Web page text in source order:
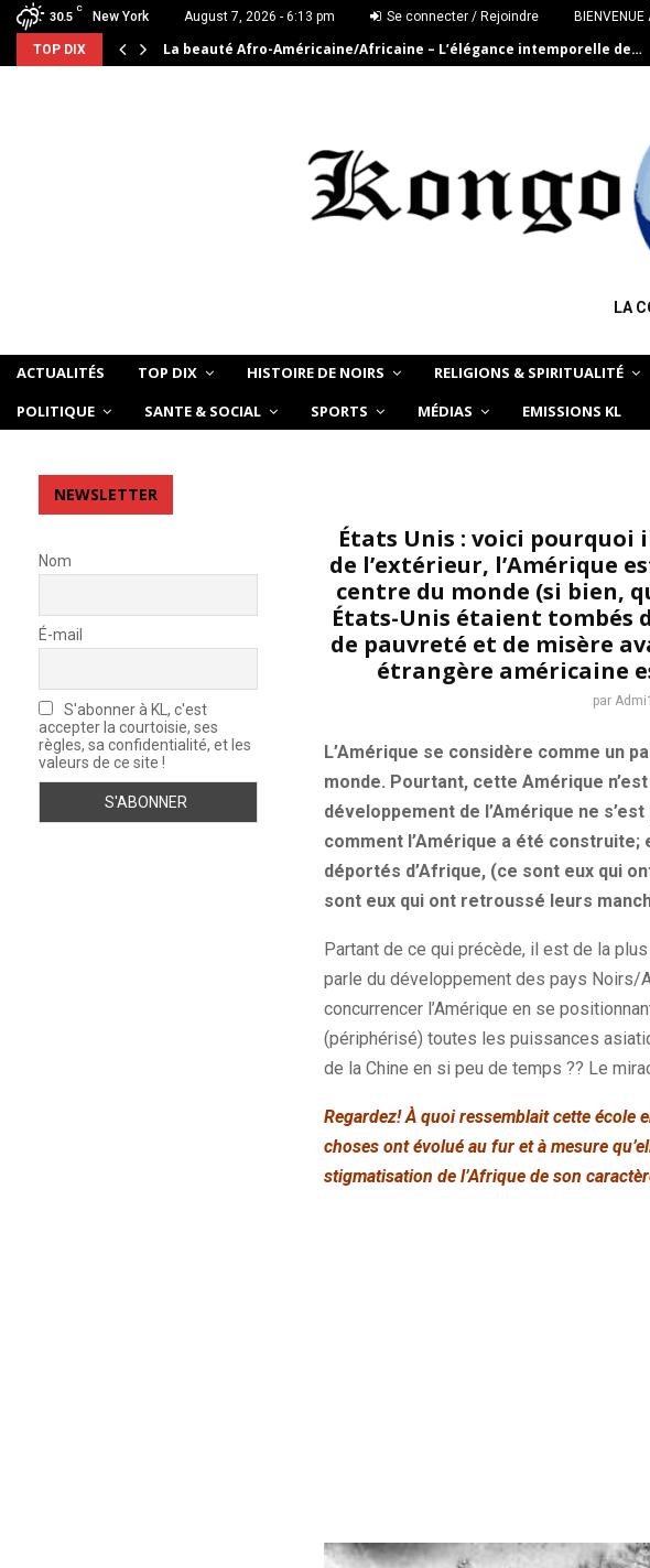
30.5
C
New York August 7, 2026 - 6:13 pm Se connecter / Rejoindre BIENVENUE
TOP DIX La beauté Afro-Américaine/Africaine – L’élégance intemporelle de…
LA
ACTUALITÉS TOP DIX HISTOIRE DE NOIRS RELIGIONS & SPIRITUALITÉ
POLITIQUE
SANTE & SOCIAL SPORTS MÉDIAS EMISSIONS KL
États Unis : voici
de l’extérieur, l’Amérique
centre du monde (si bien,
États-Unis étaient tombés
de pauvreté et de misère
étrangère américaine
par Admi1
L’Amérique se considère comme un
monde. Pourtant, cette Amérique
développement de l’Amérique ne
comment l’Amérique a été
déportés d’Afrique, (ce sont eux qui
sont eux qui ont retroussé leurs
Partant de ce qui précède, il est de la
parle du développement des pays Noirs/
concurrencer l’Amérique en se
(périphérisé) toutes les puissances
de la Chine en si peu de temps ?? Le
Regardez! À quoi ressemblait cette école
choses ont évolué au fur et à mesure
stigmatisation de l’Afrique de son
NEWSLETTER
Nom
É-mail
S'abonner à KL, c'est
accepter la courtoisie, ses
règles, sa confidentialité, et les
valeurs de ce site !